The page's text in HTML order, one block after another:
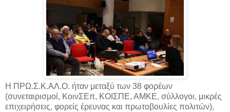
Η ΠΡΩ.Σ.Κ.ΑΛ.Ο. ήταν μεταξύ των 38 φορέων
(συνεταιρισμοί, ΚοινΣΕπ, ΚΟΙΣΠΕ, ΑΜΚΕ, σύλλογοι, μικρές
επιχειρήσεις, φορείς έρευνας και πρωτοβουλίες πολιτών),